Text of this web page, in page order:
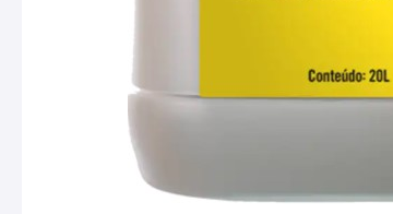
templates.template-